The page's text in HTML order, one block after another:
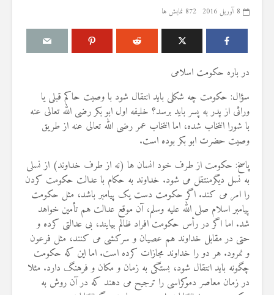
8 آوریل 2016 872 نمایش ها
در باره حکومت اسلامی
سؤال: حکومت چه شکلی باید انتقال شود با وصیت حاکم قبلی یا
وراثی از پدر به پسر باید برسد؟ خلیفه اول ابو بکر رضی الله تعالی عنه
با شورا انتخاب شده، اما انتخاب عمر رضی الله تعالی عنه از طریق
وصیت حضرت ابو بکر بوده است.
پاسخ: حکومت از طرف خود انسان ها (نه از طرف خداوند) از نسلی
به نسل دیگرمنتقل می شود. خداوند به حکام با عدالت حکومت کردن
را امر می کند. اگر حکومت دست یک پیامبر باشد، مثل حکومت
پیامبر اسلام صلی الله علیه وسلم، آن موقع عدالت هم تأمین خواهد
شد. اما اگر در رأس حکومت افراد ظالم بیایند، بی عدالتی کرده و
حتی در مقابل خداوند هم عصیان و سرکشی می کنند، مثل فرعون
و نمرود. هر دو را خداوند مجازات کرده است. اما این که حکومت
چگونه باید انتقال شود، بستگی به زمان و مکان و فرهنگ دارد. مثلا
در زمان معاصر دموکراسی را ترجیح می دهند که در آن روش به
درباره سنگ زدن به
شیطان و دویدن مردان
میان صفا و مروه
20 جولای 2026
شوهرم به سراغ زن دیگری
رفته، اما مرا طلاق
نمی‌دهد. چه باید کرد؟
19 جولای 2026
21 نمایش ها
آیا اگر مسلمانی فردی
غیرمسلمان را بکشد، حکم
قصاص درباره او اجرا
می‌شود؟
مقصود از
در آیه ۷۸ سوره واقعه
آیا سوراخ
کشتن آن
دیوار،
آینده داشت؟
23 نمایش ها
منظور از
ساختن یا